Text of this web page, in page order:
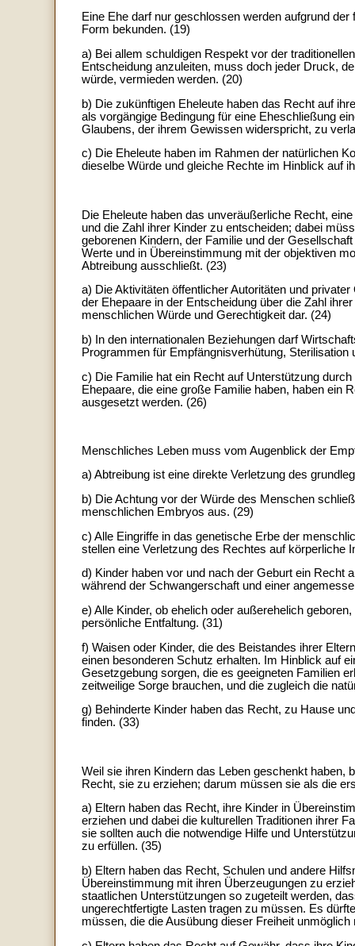
Eine Ehe darf nur geschlossen werden aufgrund
Form bekunden. (19)
a) Bei allem schuldigen Respekt vor der
Entscheidung anzuleiten, muss doch jeder Druck,
würde, vermieden werden. (20)
b) Die zukünftigen Eheleute haben das Recht auf
als vorgängige Bedingung für eine Eheschließung
Glaubens, der ihrem Gewissen widerspricht, zu
c) Die Eheleute haben im Rahmen der natürlichen
dieselbe Würde und gleiche Rechte im Hinblick auf
Die Eheleute haben das unveräußerliche Recht,
und die Zahl ihrer Kinder zu entscheiden; dabei
geborenen Kindern, der Familie und der
Werte und in Übereinstimmung mit der objektiven
Abtreibung ausschließt. (23)
a) Die Aktivitäten öffentlicher Autoritäten und
der Ehepaare in der Entscheidung über die Zahl
menschlichen Würde und Gerechtigkeit dar. (24)
b) In den internationalen Beziehungen darf
Programmen für Empfängnisverhütung, Sterilisation
c) Die Familie hat ein Recht auf Unterstützung
Ehepaare, die eine große Familie haben, haben ein
ausgesetzt werden. (26)
Menschliches Leben muss vom Augenblick der
a) Abtreibung ist eine direkte Verletzung des
b) Die Achtung vor der Würde des Menschen
menschlichen Embryos aus. (29)
c) Alle Eingriffe in das genetische Erbe der
stellen eine Verletzung des Rechtes auf körperliche
d) Kinder haben vor und nach der Geburt ein Recht
während der Schwangerschaft und einer
e) Alle Kinder, ob ehelich oder außerehelich
persönliche Entfaltung. (31)
f) Waisen oder Kinder, die des Beistandes ihrer
einen besonderen Schutz erhalten. Im Hinblick auf
Gesetzgebung sorgen, die es geeigneten Familien
zeitweilige Sorge brauchen, und die zugleich die
g) Behinderte Kinder haben das Recht, zu Hause
finden. (33)
Weil sie ihren Kindern das Leben geschenkt haben,
Recht, sie zu erziehen; darum müssen sie als die
a) Eltern haben das Recht, ihre Kinder in
erziehen und dabei die kulturellen Traditionen ihrer
sie sollten auch die notwendige Hilfe und
zu erfüllen. (35)
b) Eltern haben das Recht, Schulen und andere
Übereinstimmung mit ihren Überzeugungen zu
staatlichen Unterstützungen so zugeteilt werden,
ungerechtfertigte Lasten tragen zu müssen. Es
müssen, die die Ausübung dieser Freiheit